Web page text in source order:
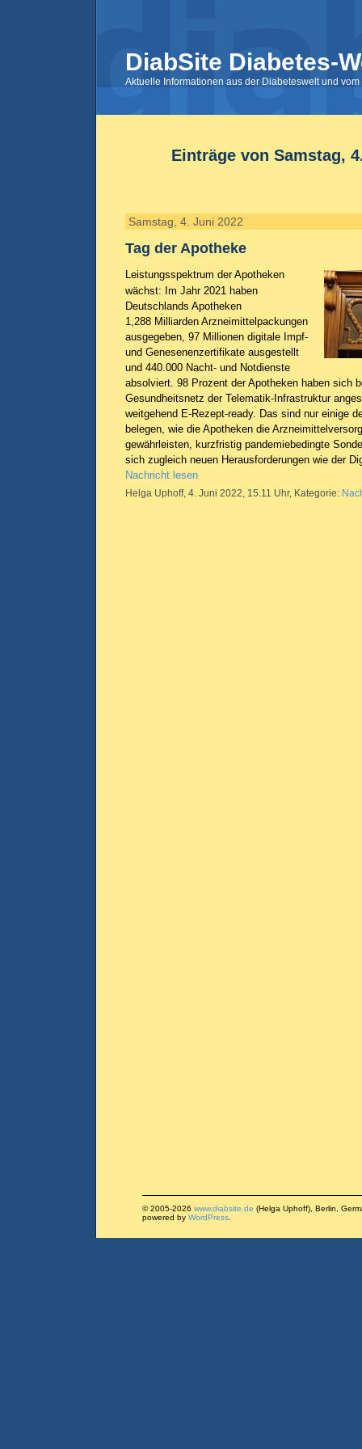
DiabSite Diabetes-
Aktuelle Informationen aus der Diabeteswelt und
Einträge von Samstag,
Samstag, 4. Juni 2022
Tag der Apotheke
Leistungsspektrum der Apotheken
wächst: Im Jahr 2021 haben
Deutschlands Apotheken
1,288 Milliarden Arzneimittelpackungen
ausgegeben, 97 Millionen digitale Impf-
und Genesenenzertifikate ausgestellt
und 440.000 Nacht- und Notdienste
absolviert. 98 Prozent der Apotheken haben sich
Gesundheitsnetz der Telematik-Infrastruktur
weitgehend E-Rezept-ready. Das sind nur einige
belegen, wie die Apotheken die
gewährleisten, kurzfristig pandemiebedingte
sich zugleich neuen Herausforderungen wie der
Nachricht lesen
Helga Uphoff, 4. Juni 2022, 15.11 Uhr, Kategorie:
© 2005-2026 www.diabsite.de (Helga Uphoff), Berlin,
powered by WordPress.